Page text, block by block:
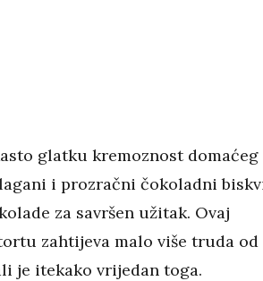
glatku kremoznost domaćeg
i prozračni čokoladni
za savršen užitak. Ovaj
zahtijeva malo više truda od
je itekako vrijedan toga.